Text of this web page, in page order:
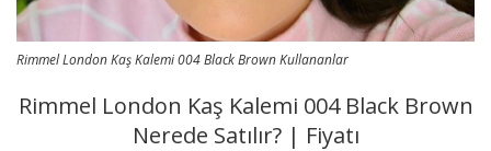
Rimmel London Kaş Kalemi 004 Black Brown Kullananlar
Rimmel London Kaş Kalemi 004 Black Brown
Nerede Satılır? | Fiyatı